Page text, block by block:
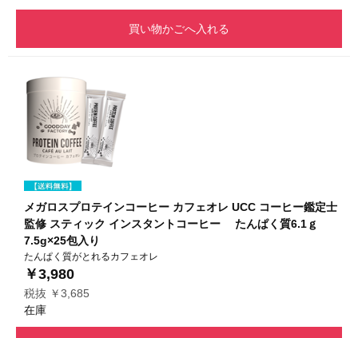
買い物かごへ入れる
メガロスプロテインコーヒー カフェオレ UCC コーヒー鑑定士
監修 スティック インスタントコーヒー たんぱく質6.1ｇ
7.5g×25包入り
たんぱく質がとれるカフェオレ
￥3,980
税抜 ￥3,685
在庫